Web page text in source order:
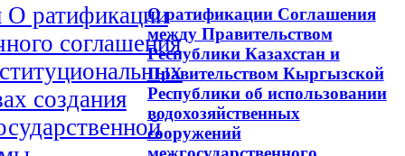
О ратификации
соглашения
создания
О ратификации Соглашения
между Правительством
Республики Казахстан и
Правительством Кыргызской
Республики об использовании
водохозяйственных
сооружений